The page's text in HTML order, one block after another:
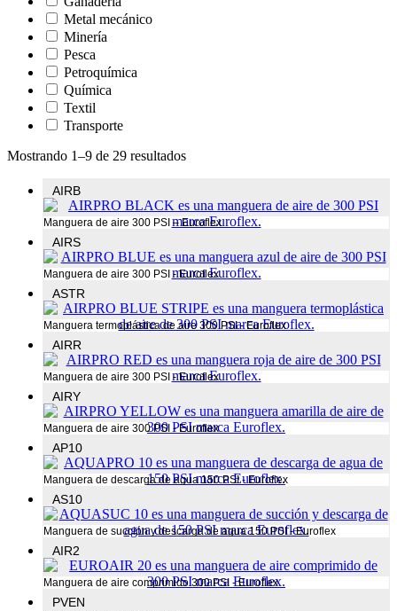
Metal mecánico
Minería
Pesca
Petroquímica
Química
Textil
Transporte
Mostrando 1–9 de 29 resultados
AIRB
Manguera de aire 300 PSI – Euroflex
AIRS
Manguera de aire 300 PSI - Euroflex
ASTR
Manguera termoplástica de aire 300 PSI - Euroflex
AIRR
Manguera de aire 300 PSI - Euroflex
AIRY
Manguera de aire 300 PSI - Euroflex
AP10
Manguera de descarga de agua 150 PSI - Euroflex
AS10
Manguera de succión y descarga de agua 150 PSI - Euroflex
AIR2
Manguera de aire comprimido 300 PSI - Euroflex
PVEN